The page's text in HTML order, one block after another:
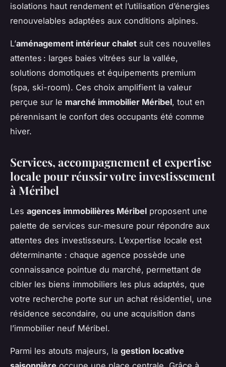
isolations haut rendement et l’utilisation d’énergies
renouvelables adaptées aux conditions alpines.
L’aménagement intérieur chalet suit ces nouvelles
attentes : larges baies vitrées sur la vallée,
solutions domotiques et équipements premium
(spa, ski-room). Ces choix amplifient la valeur
perçue sur le marché immobilier Méribel, tout en
pérennisant le confort des occupants été comme
hiver.
Services, accompagnement et expertise
locale pour réussir votre investissement
à Méribel
Les agences immobilières Méribel proposent une
palette de services sur-mesure pour répondre aux
attentes des investisseurs. L’expertise locale est
déterminante : chaque agence possède une
connaissance pointue du marché, permettant de
cibler les biens immobiliers les plus adaptés, que
votre recherche porte sur un achat résidentiel, une
résidence secondaire, ou une acquisition dans
l’immobilier neuf Méribel.
Parmi les atouts majeurs, la gestion locative